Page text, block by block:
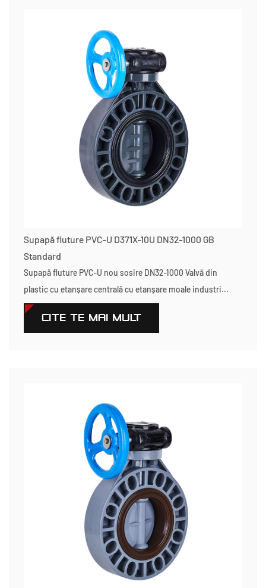
Supapă fluture PVC-U D371X-10U DN32-1000 GB
Standard
Supapă fluture PVC-U nou sosire DN32-1000 Valvă din
plastic cu etanșare centrală cu etanșare moale industri...
CITEŞTE MAI MULT